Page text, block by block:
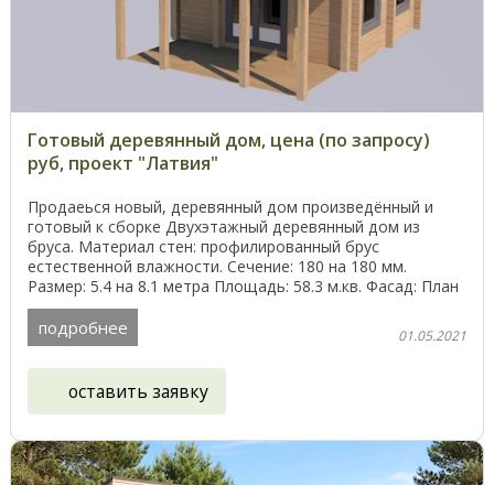
Готовый деревянный дом, цена (по запросу)
руб, проект "Латвия"
Продаеься новый, деревянный дом произведённый и
готовый к сборке Двухэтажный деревянный дом из
бруса. Материал стен: профилированный брус
естественной влажности. Сечение: 180 на 180 мм.
Размер: 5.4 на 8.1 метра Площадь: 58.3 м.кв. Фасад: План
...
подробнее 01.05.2021
оставить заявку